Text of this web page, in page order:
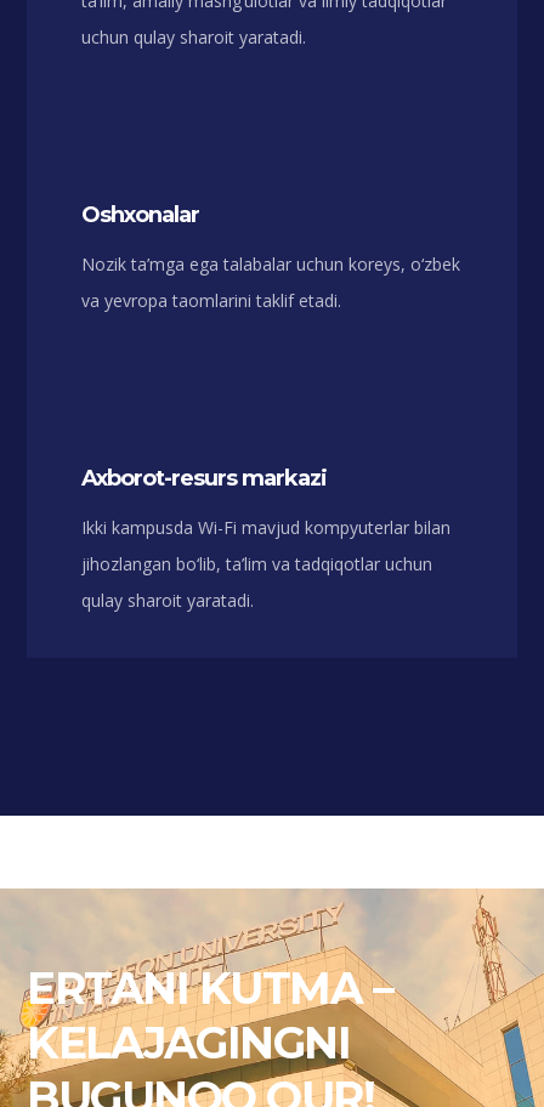
uchun qulay sharoit yaratadi.
Oshxonalar
Nozik ta’mga ega talabalar uchun koreys, o‘zbek
va yevropa taomlarini taklif etadi.
Axborot-resurs markazi
Ikki kampusda Wi-Fi mavjud kompyuterlar bilan
jihozlangan bo‘lib, ta’lim va tadqiqotlar uchun
qulay sharoit yaratadi.
ERTANI KUTMA –
KELAJAGINGNI